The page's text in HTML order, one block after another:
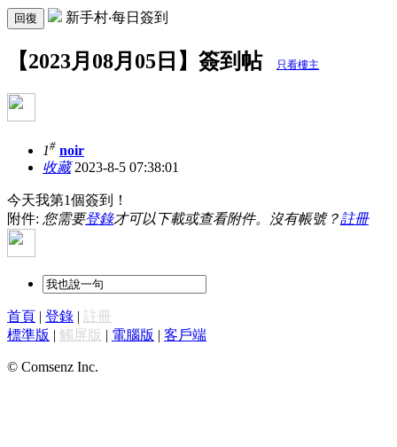
回復 新手村‧每日簽到
【2023月08月05日】簽到帖 只看樓主
1# noir
收藏2023-8-5 07:38:01
今天我第1個簽到！
附件: 您需要登錄才可以下載或查看附件。沒有帳號？註冊
首頁 | 登錄 | 註冊
標準版 | 觸屏版 | 電腦版 | 客戶端
© Comsenz Inc.